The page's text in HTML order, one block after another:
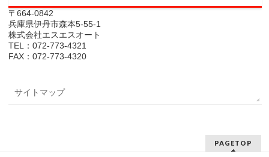
〒664-0842
兵庫県伊丹市森本5-55-1
株式会社エスエスオート
TEL：072-773-4321
FAX：072-773-4320
サイトマップ
PAGETOP